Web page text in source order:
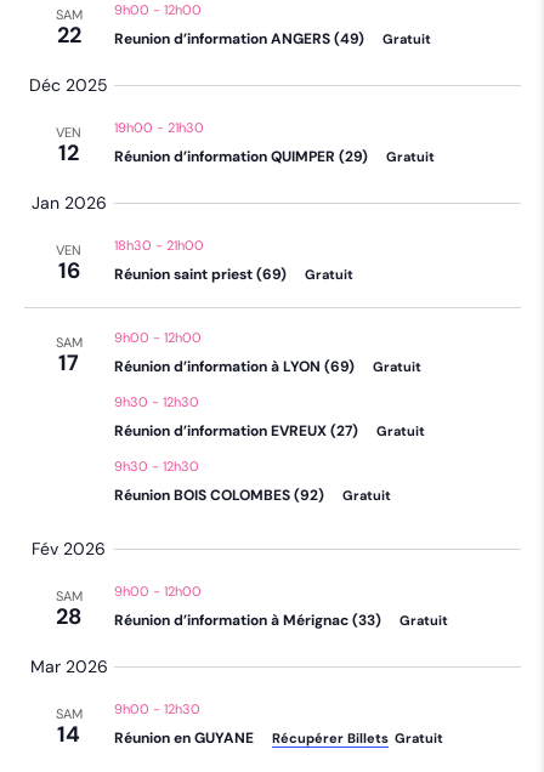
SAM
22
9h00 - 12h00
Reunion d’information ANGERS (49) Gratuit
Déc 2025
VEN
12
19h00 - 21h30
Réunion d’information QUIMPER (29) Gratuit
Jan 2026
VEN
16
18h30 - 21h00
Réunion saint priest (69) Gratuit
SAM
17
9h00 - 12h00
Réunion d’information à LYON (69) Gratuit
9h30 - 12h30
Réunion d’information EVREUX (27) Gratuit
9h30 - 12h30
Réunion BOIS COLOMBES (92) Gratuit
Fév 2026
SAM
28
9h00 - 12h00
Réunion d’information à Mérignac (33) Gratuit
Mar 2026
SAM
14
9h00 - 12h30
Réunion en GUYANE Récupérer Billets Gratuit